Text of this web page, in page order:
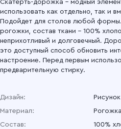
Скатерть-дорожка – модный
использовать как отдельно, так и
Подойдет для столов любой
рогожки, состав ткани – 100%
неприхотливый и долговечный.
это доступный способ обновить
настроение. Перед первым
предварительную стирку.
Дизайн:
Рисунок
Материал:
Рогожка
Состав:
100%